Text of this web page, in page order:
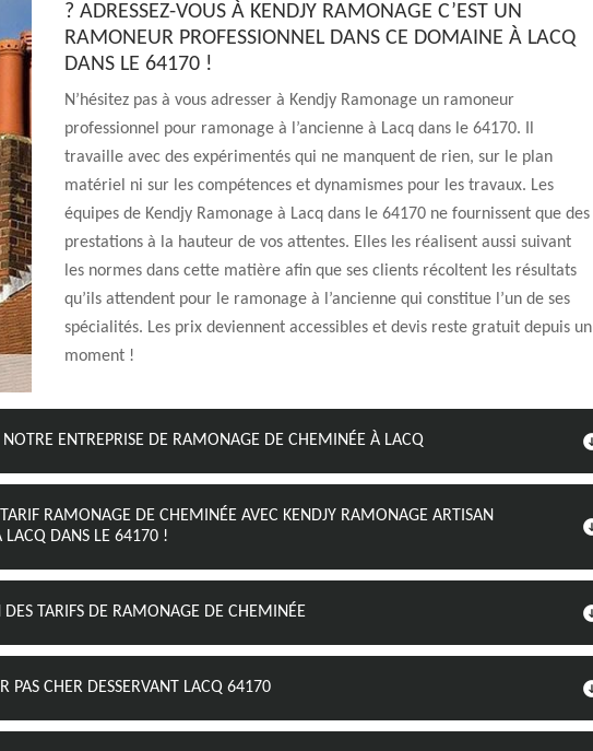
? ADRESSEZ-VOUS À KENDJY RAMONAGE C’EST UN
RAMONEUR PROFESSIONNEL DANS CE DOMAINE À LACQ
DANS LE 64170 !
N’hésitez pas à vous adresser à Kendjy Ramonage un ramoneur
professionnel pour ramonage à l’ancienne à Lacq dans le 64170. Il
travaille avec des expérimentés qui ne manquent de rien, sur le plan
matériel ni sur les compétences et dynamismes pour les travaux. Les
équipes de Kendjy Ramonage à Lacq dans le 64170 ne fournissent que des
prestations à la hauteur de vos attentes. Elles les réalisent aussi suivant
les normes dans cette matière afin que ses clients récoltent les résultats
qu’ils attendent pour le ramonage à l’ancienne qui constitue l’un de ses
spécialités. Les prix deviennent accessibles et devis reste gratuit depuis un
moment !
NOTRE ENTREPRISE DE RAMONAGE DE CHEMINÉE À LACQ
RAMONAGE DE CHEMINÉE AVEC KENDJY RAMONAGE ARTISAN
LACQ DANS LE 64170 !
DES TARIFS DE RAMONAGE DE CHEMINÉE
PAS CHER DESSERVANT LACQ 64170